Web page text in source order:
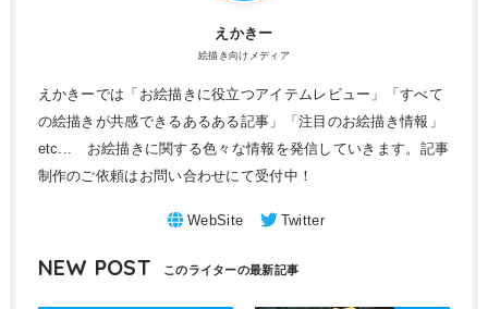
えかきー
絵描き向けメディア
えかきーでは「お絵描きに役立つアイテムレビュー」「すべて
の絵描きが共感できるあるある記事」「注目のお絵描き情報」
etc... お絵描きに関する色々な情報を発信していきます。記事
制作のご依頼はお問い合わせにて受付中！
NEW POST